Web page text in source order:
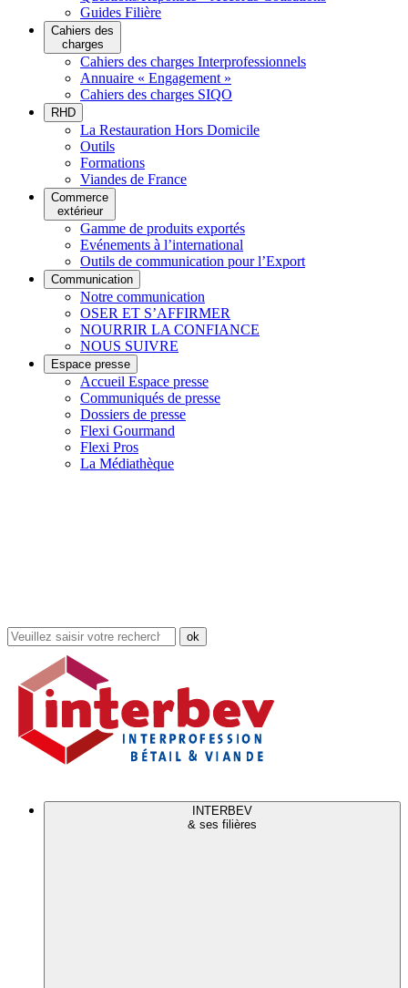
Guides Filière
Cahiers des
charges
Cahiers des charges Interprofessionnels
Annuaire « Engagement »
Cahiers des charges SIQO
RHD
La Restauration Hors Domicile
Outils
Formations
Viandes de France
Commerce
extérieur
Gamme de produits exportés
Evénements à l’international
Outils de communication pour l’Export
Communication
Notre communication
OSER ET S’AFFIRMER
NOURRIR LA CONFIANCE
NOUS SUIVRE
Espace presse
Accueil Espace presse
Communiqués de presse
Dossiers de presse
Flexi Gourmand
Flexi Pros
La Médiathèque
Rechercher
dans
site
INTERBEV
& ses filières